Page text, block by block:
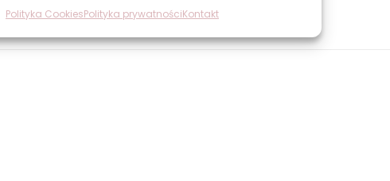
Polityka CookiesPolityka prywatnościKontakt
z tej samej serii.